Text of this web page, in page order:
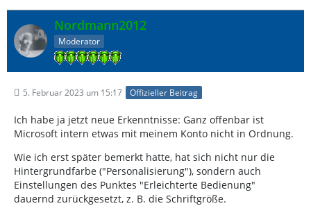
Nordmann2012
Moderator
5. Februar 2023 um 15:17 Offizieller Beitrag
Ich habe ja jetzt neue Erkenntnisse: Ganz offenbar ist
Microsoft intern etwas mit meinem Konto nicht in Ordnung.
Wie ich erst später bemerkt hatte, hat sich nicht nur die
Hintergrundfarbe ("Personalisierung"), sondern auch
Einstellungen des Punktes "Erleichterte Bedienung"
dauernd zurückgesetzt, z. B. die Schriftgröße.